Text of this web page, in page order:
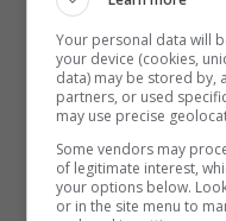
Dopo il
Your personal data will
your device (cookies,
data) may be stored by,
partners, or used
may use precise
Some vendors may
of legitimate interest,
your options below.
or in the site menu to